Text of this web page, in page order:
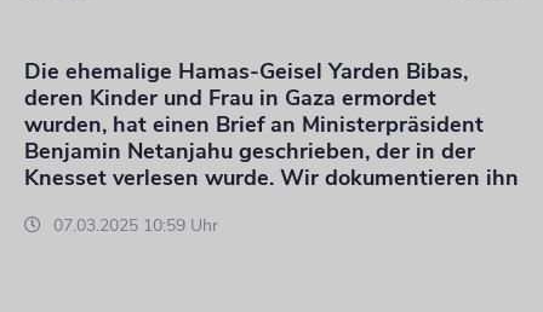
Die ehemalige Hamas-Geisel Yarden Bibas,
deren Kinder und Frau in Gaza ermordet
wurden, hat einen Brief an Ministerpräsident
Benjamin Netanjahu geschrieben, der in der
Knesset verlesen wurde. Wir dokumentieren ihn
07.03.2025 10:59 Uhr